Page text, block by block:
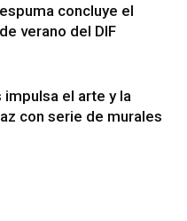
concluye el
verano del DIF
el arte y la
con serie de murales